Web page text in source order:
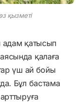
қызметі
адам қатысып
қалаға
үш ай бойы
Бұл бастама